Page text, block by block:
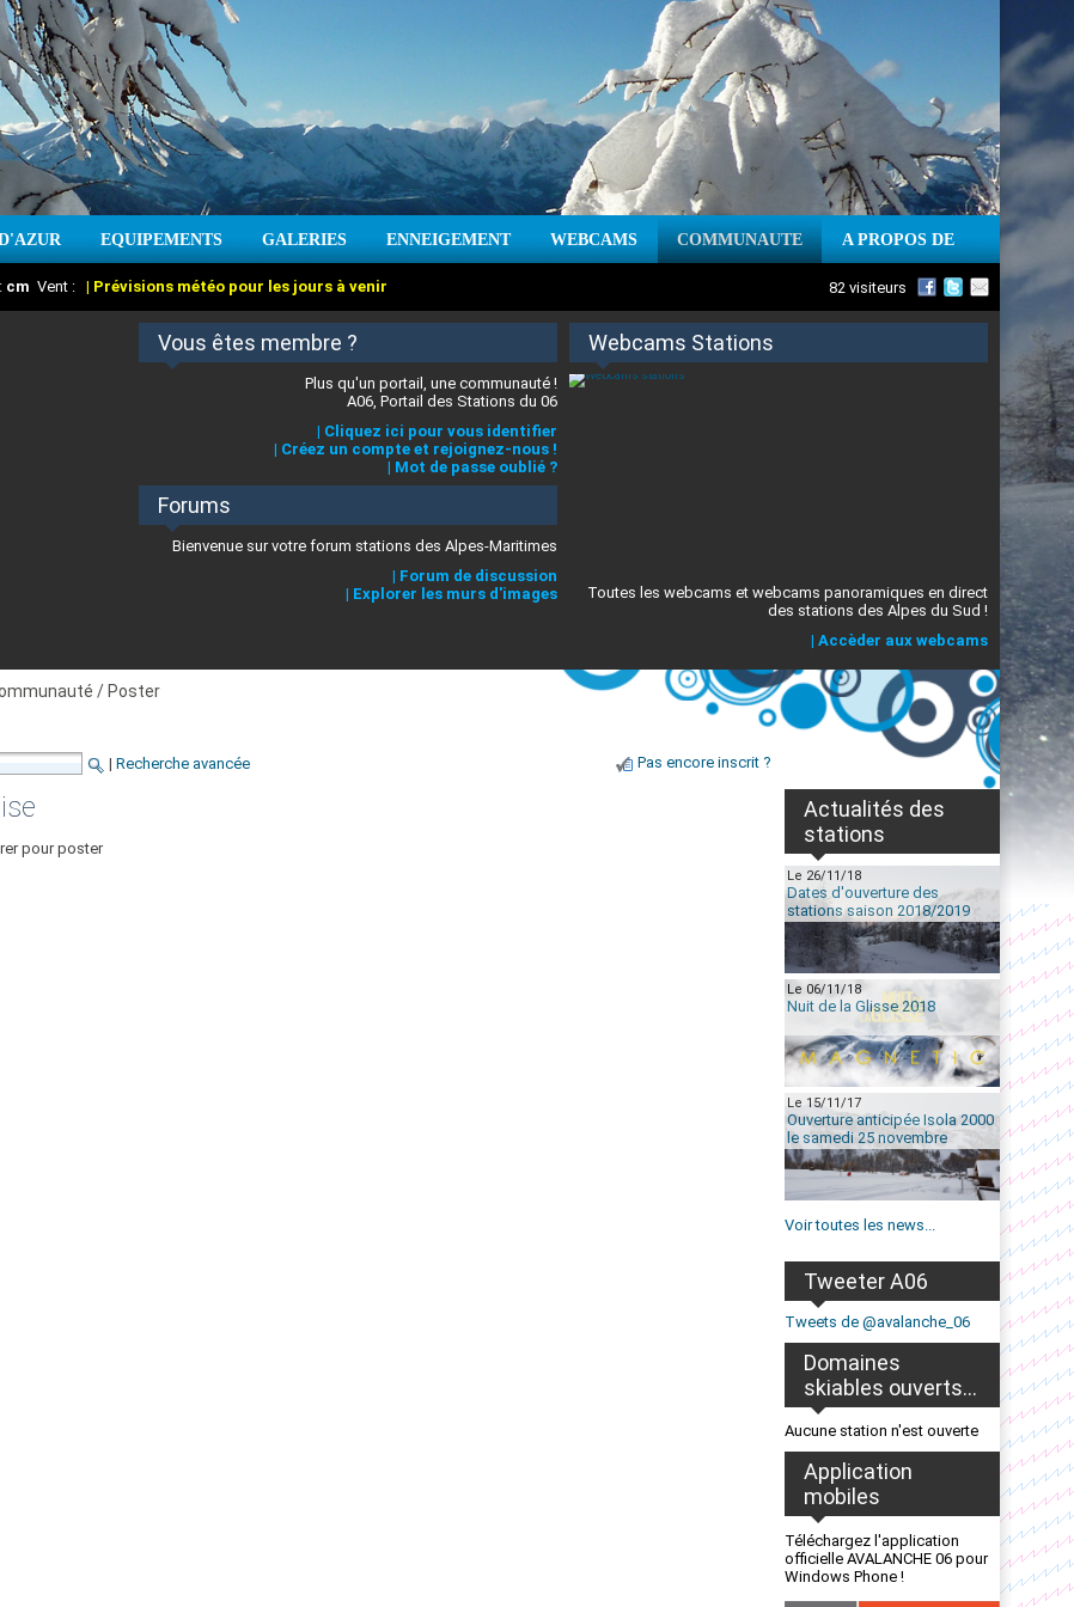
EQUIPEMENTS GALERIES ENNEIGEMENT WEBCAMS COMMUNAUTE A PROPOS DE
Prévisions météo pour les jours à venir
cm Vent : | Prévisions météo pour les jours à venir
des Alpes-Maritimes
82 visiteurs
Vous êtes membre ?
Plus qu'un portail, une communauté !
A06, Portail des Stations du 06
| Cliquez ici pour vous identifier
| Créez un compte et rejoignez-nous !
| Mot de passe oublié ?
Forums
Bienvenue sur votre forum stations des Alpes-Maritimes
| Forum de discussion
| Explorer les murs d'images
Webcams Stations
Toutes les webcams et webcams panoramiques en direct
des stations des Alpes du Sud !
| Accèder aux webcams
/ Poster
| Recherche avancée Pas encore inscrit ?
pour poster
Actualités des
stations
Le 26/11/18
Dates d'ouverture des
stations saison 2018/2019
Le 06/11/18
Nuit de la Glisse 2018
Le 15/11/17
Ouverture anticipée Isola 2000
le samedi 25 novembre
Voir toutes les news...
Tweeter A06
Tweets de @avalanche_06
Domaines
skiables ouverts...
Aucune station n'est ouverte
Application
mobiles
Téléchargez l'application
officielle AVALANCHE 06 pour
Windows Phone !